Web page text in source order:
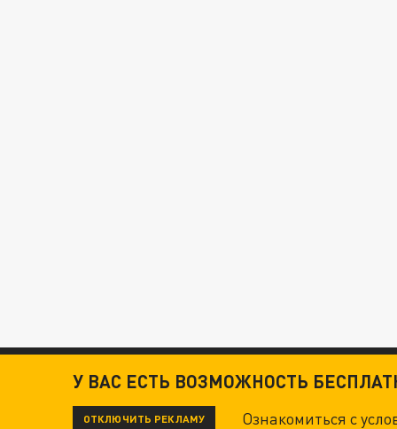
У ВАС ЕСТЬ ВОЗМОЖНОСТЬ
ОТКЛЮЧИТЬ РЕКЛАМУ Ознакомиться с